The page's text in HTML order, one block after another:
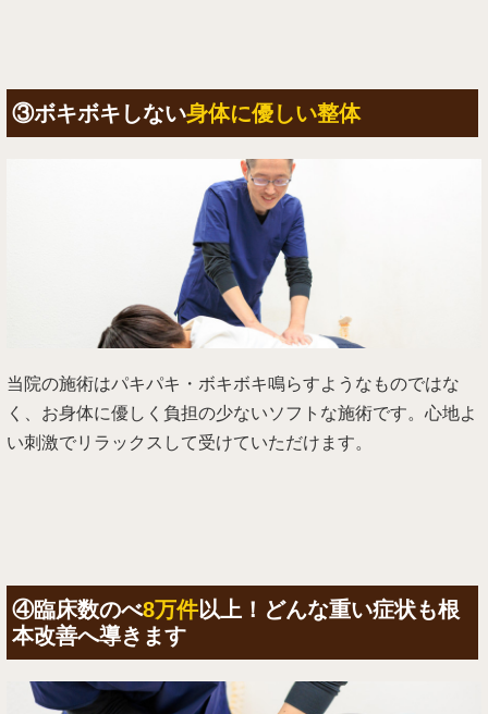
③ボキボキしない身体に優しい整体
当院の施術はパキパキ・ボキボキ鳴らすようなものではな
く、お身体に優しく負担の少ないソフトな施術です。心地よ
い刺激でリラックスして受けていただけます。
④臨床数のべ8万件以上！どんな重い症状も根
本改善へ導きます